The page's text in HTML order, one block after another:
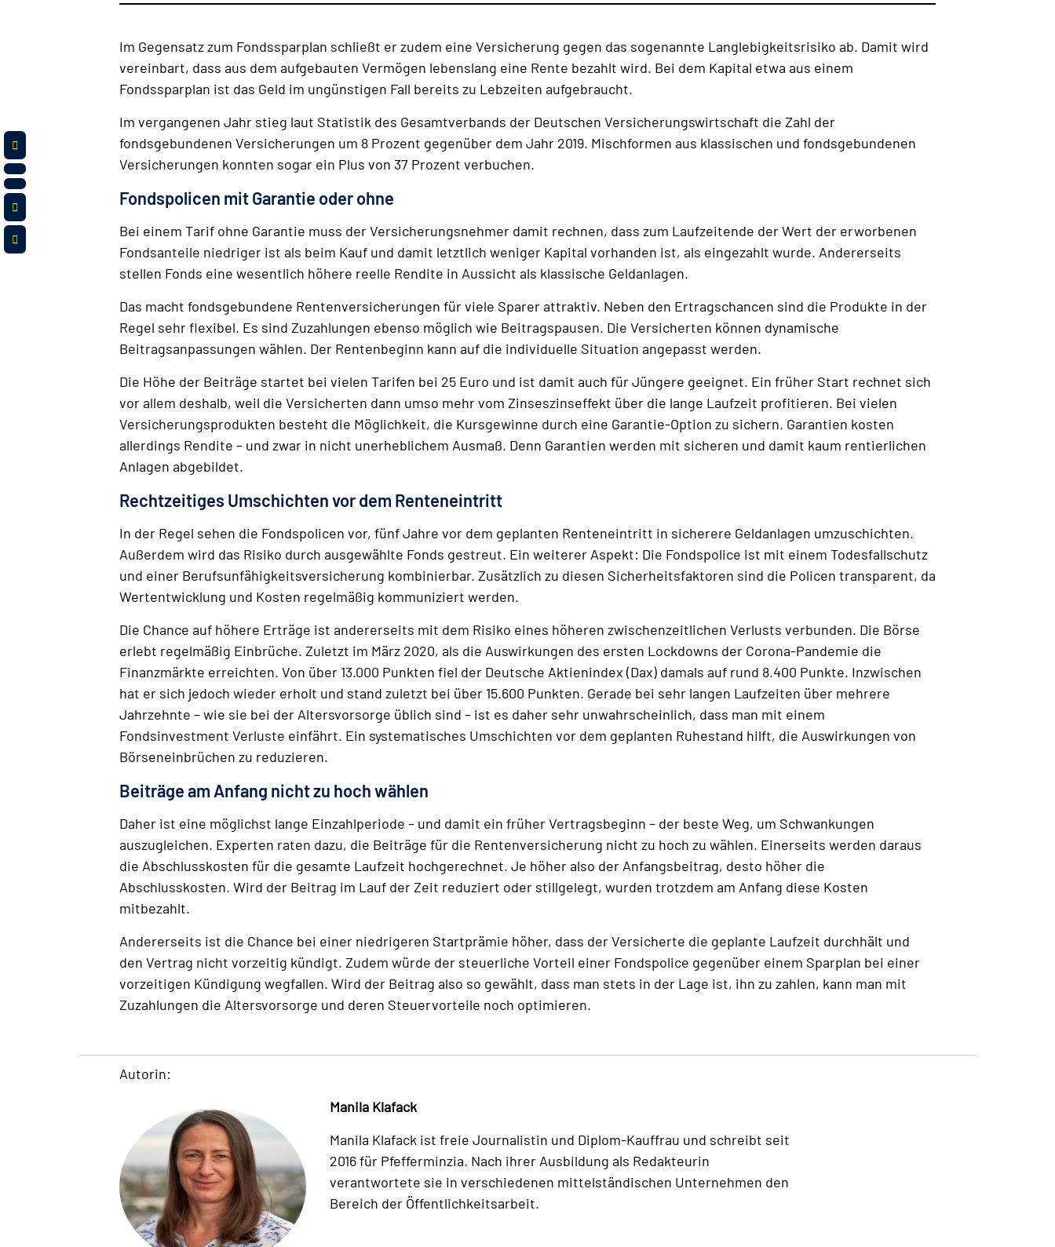
Im Gegensatz zum Fondssparplan schließt er zudem eine Versicherung gegen das sogenannte Langlebigkeitsrisiko ab. Damit wird
vereinbart, dass aus dem aufgebauten Vermögen lebenslang eine Rente bezahlt wird. Bei dem Kapital etwa aus einem
Fondssparplan ist das Geld im ungünstigen Fall bereits zu Lebzeiten aufgebraucht.
Im vergangenen Jahr stieg laut Statistik des Gesamtverbands der Deutschen Versicherungswirtschaft die Zahl der
fondsgebundenen Versicherungen um 8 Prozent gegenüber dem Jahr 2019. Mischformen aus klassischen und fondsgebundenen
Versicherungen konnten sogar ein Plus von 37 Prozent verbuchen.
Fondspolicen mit Garantie oder ohne
Bei einem Tarif ohne Garantie muss der Versicherungsnehmer damit rechnen, dass zum Laufzeitende der Wert der erworbenen
Fondsanteile niedriger ist als beim Kauf und damit letztlich weniger Kapital vorhanden ist, als eingezahlt wurde. Andererseits
stellen Fonds eine wesentlich höhere reelle Rendite in Aussicht als klassische Geldanlagen.
Das macht fondsgebundene Rentenversicherungen für viele Sparer attraktiv. Neben den Ertragschancen sind die Produkte in der
Regel sehr flexibel. Es sind Zuzahlungen ebenso möglich wie Beitragspausen. Die Versicherten können dynamische
Beitragsanpassungen wählen. Der Rentenbeginn kann auf die individuelle Situation angepasst werden.
Die Höhe der Beiträge startet bei vielen Tarifen bei 25 Euro und ist damit auch für Jüngere geeignet. Ein früher Start rechnet sich
vor allem deshalb, weil die Versicherten dann umso mehr vom Zinseszinseffekt über die lange Laufzeit profitieren. Bei vielen
Versicherungsprodukten besteht die Möglichkeit, die Kursgewinne durch eine Garantie-Option zu sichern. Garantien kosten
allerdings Rendite – und zwar in nicht unerheblichem Ausmaß. Denn Garantien werden mit sicheren und damit kaum rentierlichen
Anlagen abgebildet.
Rechtzeitiges Umschichten vor dem Renteneintritt
In der Regel sehen die Fondspolicen vor, fünf Jahre vor dem geplanten Renteneintritt in sicherere Geldanlagen umzuschichten.
Außerdem wird das Risiko durch ausgewählte Fonds gestreut. Ein weiterer Aspekt: Die Fondspolice ist mit einem Todesfallschutz
und einer Berufsunfähigkeitsversicherung kombinierbar. Zusätzlich zu diesen Sicherheitsfaktoren sind die Policen transparent, da
Wertentwicklung und Kosten regelmäßig kommuniziert werden.
Die Chance auf höhere Erträge ist andererseits mit dem Risiko eines höheren zwischenzeitlichen Verlusts verbunden. Die Börse
erlebt regelmäßig Einbrüche. Zuletzt im März 2020, als die Auswirkungen des ersten Lockdowns der Corona-Pandemie die
Finanzmärkte erreichten. Von über 13.000 Punkten fiel der Deutsche Aktienindex (Dax) damals auf rund 8.400 Punkte. Inzwischen
hat er sich jedoch wieder erholt und stand zuletzt bei über 15.600 Punkten. Gerade bei sehr langen Laufzeiten über mehrere
Jahrzehnte – wie sie bei der Altersvorsorge üblich sind – ist es daher sehr unwahrscheinlich, dass man mit einem
Fondsinvestment Verluste einfährt. Ein systematisches Umschichten vor dem geplanten Ruhestand hilft, die Auswirkungen von
Börseneinbrüchen zu reduzieren.
Beiträge am Anfang nicht zu hoch wählen
Daher ist eine möglichst lange Einzahlperiode – und damit ein früher Vertragsbeginn – der beste Weg, um Schwankungen
auszugleichen. Experten raten dazu, die Beiträge für die Rentenversicherung nicht zu hoch zu wählen. Einerseits werden daraus
die Abschlusskosten für die gesamte Laufzeit hochgerechnet. Je höher also der Anfangsbeitrag, desto höher die
Abschlusskosten. Wird der Beitrag im Lauf der Zeit reduziert oder stillgelegt, wurden trotzdem am Anfang diese Kosten
mitbezahlt.
Andererseits ist die Chance bei einer niedrigeren Startprämie höher, dass der Versicherte die geplante Laufzeit durchhält und
den Vertrag nicht vorzeitig kündigt. Zudem würde der steuerliche Vorteil einer Fondspolice gegenüber einem Sparplan bei einer
vorzeitigen Kündigung wegfallen. Wird der Beitrag also so gewählt, dass man stets in der Lage ist, ihn zu zahlen, kann man mit
Zuzahlungen die Altersvorsorge und deren Steuervorteile noch optimieren.
Autorin:
Manila Klafack
Manila Klafack ist freie Journalistin und Diplom-Kauffrau und schreibt seit
2016 für Pfefferminzia. Nach ihrer Ausbildung als Redakteurin
verantwortete sie in verschiedenen mittelständischen Unternehmen den
Bereich der Öffentlichkeitsarbeit.